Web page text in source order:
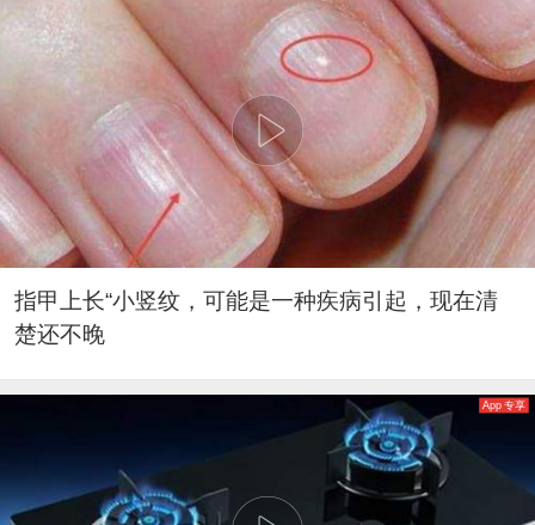
指甲上长“小竖纹，可能是一种疾病引起，现在清
楚还不晚
App 专享